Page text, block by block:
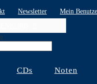
Newsletter
Mein
CDs Noten